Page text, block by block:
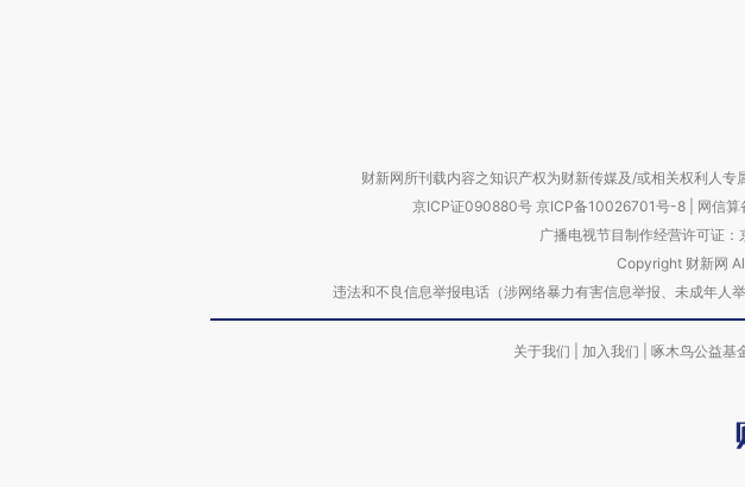
财新网所刊载内容之知识产权为财新传媒及/或相关权利人专
京ICP证090880号 京ICP备10026701号-8 网信
广播电视节目制作经营许可证：
Copyright 财新网
违法和不良信息举报电话（涉网络暴力有害信息举报、未成年
关于我们 加入我们 啄木鸟公益基